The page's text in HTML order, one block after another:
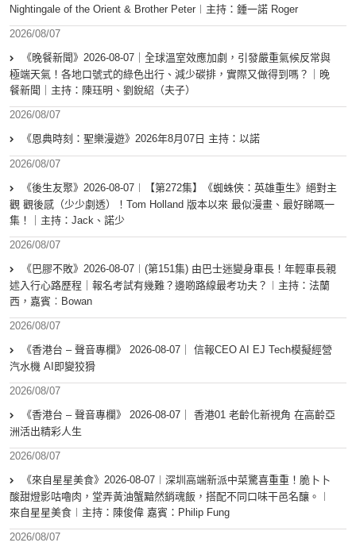
Nightingale of the Orient & Brother Peter︱主持：鍾一諾 Roger
2026/08/07
《晚餐新聞》2026-08-07｜全球溫室效應加劇，引發嚴重氣候反常與
極端天氣！各地口號式的綠色出行、減少碳排，實際又做得到嗎？｜晚
餐新聞｜主持：陳珏明、劉銳紹（夫子）
2026/08/07
《恩典時刻：聖樂漫遊》2026年8月07日 主持：以諾
2026/08/07
《後生友聚》2026-08-07︱【第272集】《蜘蛛俠：英雄重生》絕對主
觀 觀後感（少少劇透）！Tom Holland 版本以來 最似漫畫、最好睇嘅一
集！｜主持：Jack、諾少
2026/08/07
《巴膠不敗》2026-08-07︱(第151集) 由巴士迷變身車長！年輕車長親
述入行心路歷程｜報名考試有幾難？邊啲路線最考功夫？︱主持：法蘭
西，嘉賓︰Bowan
2026/08/07
《香港台 – 聲音專欄》 2026-08-07｜ 信報CEO AI EJ Tech模擬經營
汽水機 AI即變狡猾
2026/08/07
《香港台 – 聲音專欄》 2026-08-07｜ 香港01 老齡化新視角 在高齡亞
洲活出精彩人生
2026/08/07
《來自星星美食》2026-08-07︱深圳高端新派中菜驚喜重重！脆卜卜
酸甜燈影咕嚕肉，堂弄黃油蟹黯然銷魂飯，搭配不同口味干邑名釀。︱
來自星星美食︱主持：陳俊偉 嘉賓：Philip Fung
2026/08/07